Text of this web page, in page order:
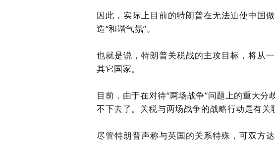
因此，实际上目前的特朗普在无法迫使中国
造“和谐气氛”。
也就是说，特朗普关税战的主攻目标，将从
其它国家。
目前，由于在对待“两场战争”问题上的重大分
不下去了。 关税与两场战争的战略行动是有关
尽管特朗普声称与英国的关系特殊，可双方